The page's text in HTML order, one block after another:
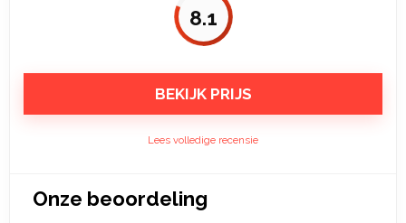
8.1
BEKIJK PRIJS
Lees volledige recensie
Onze beoordeling